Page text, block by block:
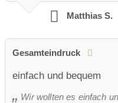
Matthias S.
Gesamteindruck
einfach und bequem
Wir wollten es einfach